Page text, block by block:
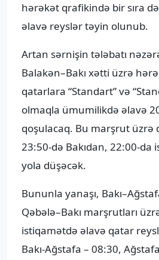
hərəkət qrafikində bir sıra
əlavə reyslər təyin olunub.
Artan sərnişin tələbatı
Balakən–Bakı xətti üzrə
qatarlara “Standart” və
olmaqla ümumilikdə əlavə
qoşulacaq. Bu marşrut üzrə
23:50-də Bakıdan, 22:00-da
yola düşəcək.
Bununla yanaşı,
Qəbələ–Bakı marşrutları
istiqamətdə əlavə qatar
Bakı-Ağstafa – 08:30,